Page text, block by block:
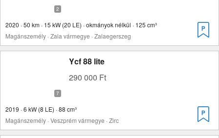
2020 · 50 km · 15 kW (20 LE) · okmányok nélkül · 125 cm³
Magánszemély · Zala vármegye · Zalaegerszeg
Ycf 88 lite
290 000 Ft
2019 · 6 kW (8 LE) · 88 cm³
Magánszemély · Veszprém vármegye · Zirc